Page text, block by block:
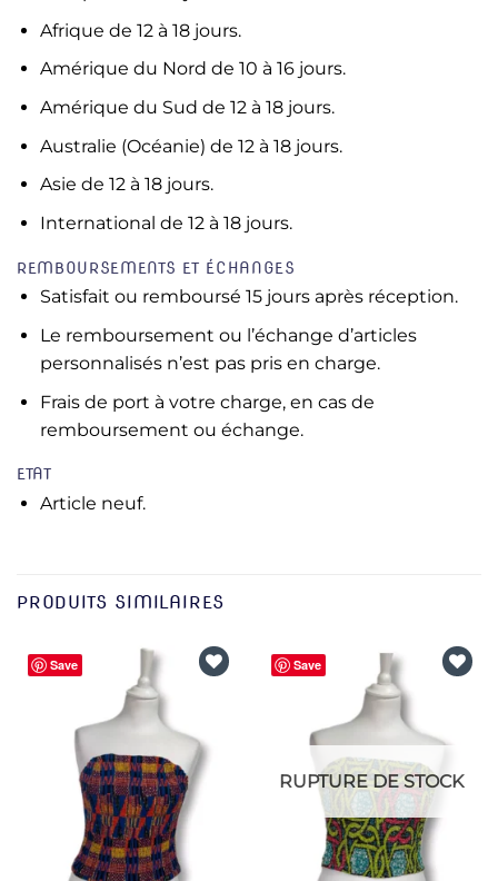
Afrique de 12 à 18 jours.
Amérique du Nord de 10 à 16 jours.
Amérique du Sud de 12 à 18 jours.
Australie (Océanie) de 12 à 18 jours.
Asie de 12 à 18 jours.
International de 12 à 18 jours.
REMBOURSEMENTS ET ÉCHANGES
Satisfait ou remboursé 15 jours après réception.
Le remboursement ou l’échange d’articles
personnalisés n’est pas pris en charge.
Frais de port à votre charge, en cas de
remboursement ou échange.
ETAT
Article neuf.
PRODUITS SIMILAIRES
Save
d’envies
Save
RUPTURE DE STOCK